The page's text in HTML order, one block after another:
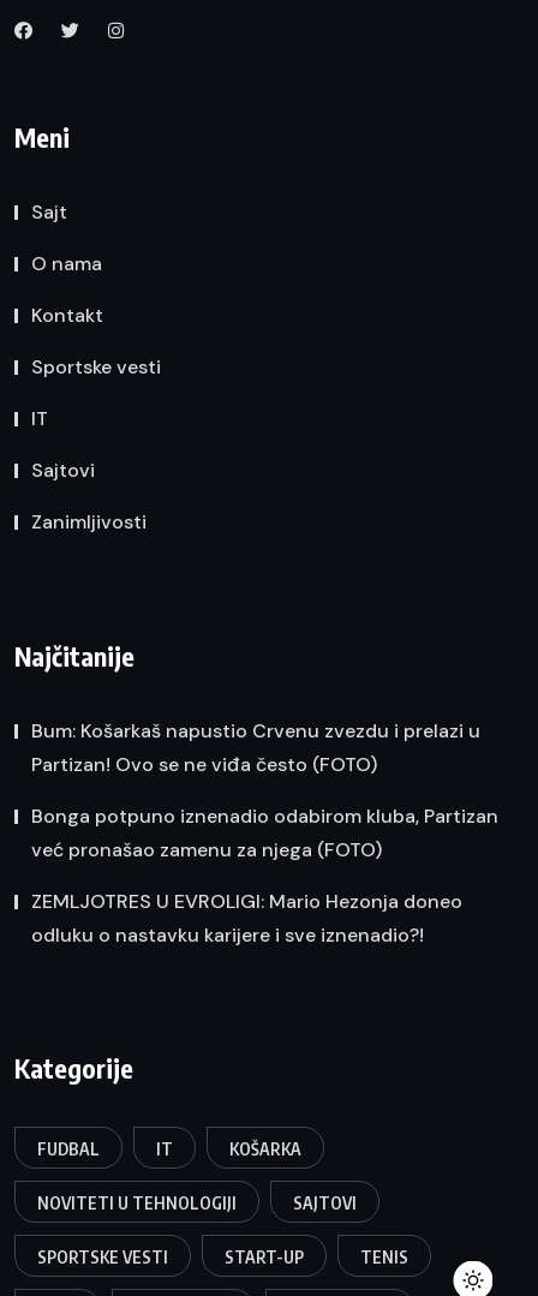
Meni
Sajt
O nama
Kontakt
Sportske vesti
IT
Sajtovi
Zanimljivosti
Najčitanije
Bum: Košarkaš napustio Crvenu zvezdu i prelazi u
Partizan! Ovo se ne viđa često (FOTO)
Bonga potpuno iznenadio odabirom kluba, Partizan
već pronašao zamenu za njega (FOTO)
ZEMLJOTRES U EVROLIGI: Mario Hezonja doneo
odluku o nastavku karijere i sve iznenadio?!
Kategorije
FUDBAL IT KOŠARKA
NOVITETI U TEHNOLOGIJI SAJTOVI
SPORTSKE VESTI START-UP TENIS